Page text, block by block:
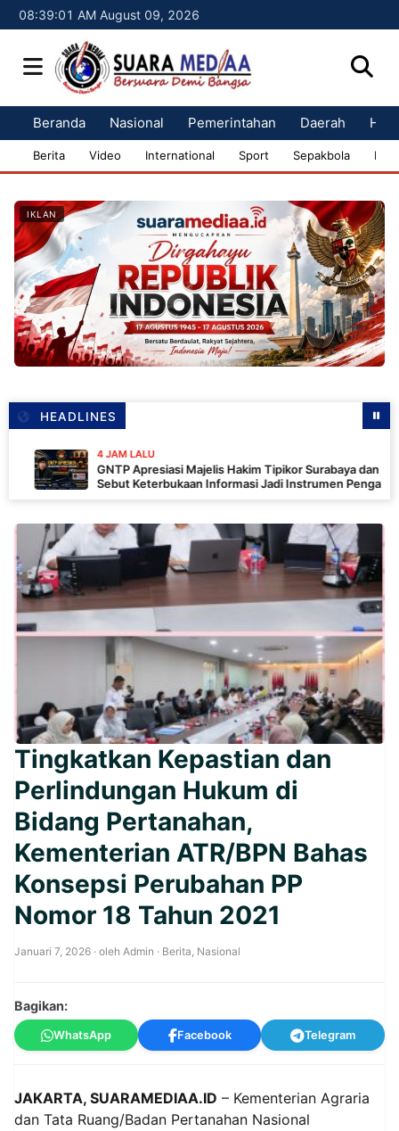
08:39:02 AM August 09, 2026
Beranda Nasional Pemerintahan Daerah
Berita Video International Sport Sepakbola
IKLAN
HEADLINES
4 JAM LALU
GNTP Apresiasi Majelis Hakim Tipikor Surabaya dan PKN,
Sebut Keterbukaan Informasi Jadi Instrumen Pengawasan
Tingkatkan Kepastian dan
Perlindungan Hukum di
Bidang Pertanahan,
Kementerian ATR/BPN Bahas
Konsepsi Perubahan PP
Nomor 18 Tahun 2021
Januari 7, 2026 · oleh Admin · Berita, Nasional
Bagikan:
WhatsApp Facebook Telegram
JAKARTA, SUARAMEDIAA.ID – Kementerian Agraria
dan Tata Ruang/Badan Pertanahan Nasional